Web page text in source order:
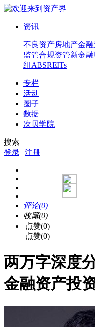
资讯
不良资产房地产金
监管合规资管新金融
组 ABSREITs
专栏
活动
圈子
数据
次贝学院
搜索
登录 | 注册
评论(0)
收藏(0)
点赞(0)
点赞(0)
两万字深度
金融资产投